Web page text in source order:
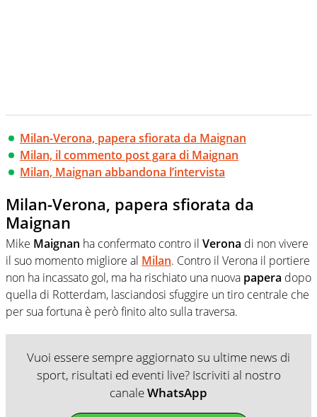
Milan-Verona, papera sfiorata da Maignan
Milan, il commento post gara di Maignan
Milan, Maignan abbandona l’intervista
Milan-Verona, papera sfiorata da
Maignan
Mike Maignan ha confermato contro il Verona di non vivere
il suo momento migliore al Milan. Contro il Verona il portiere
non ha incassato gol, ma ha rischiato una nuova papera dopo
quella di Rotterdam, lasciandosi sfuggire un tiro centrale che
per sua fortuna è però finito alto sulla traversa.
Vuoi essere sempre aggiornato su ultime news di
sport, risultati ed eventi live? Iscriviti al nostro
canaleWhatsApp